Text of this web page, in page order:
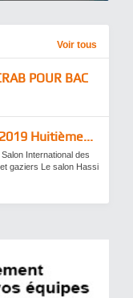
Voir tous
POUR BAC
Huitième...
International des
gaziers Le salon Hassi